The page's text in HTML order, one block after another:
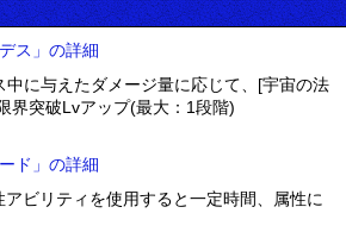
ス」の詳細
に与えたダメージ量に応じて、[宇宙の法
界突破Lvアップ(最大：1段階)
ド」の詳細
ビリティを使用すると一定時間、属性に